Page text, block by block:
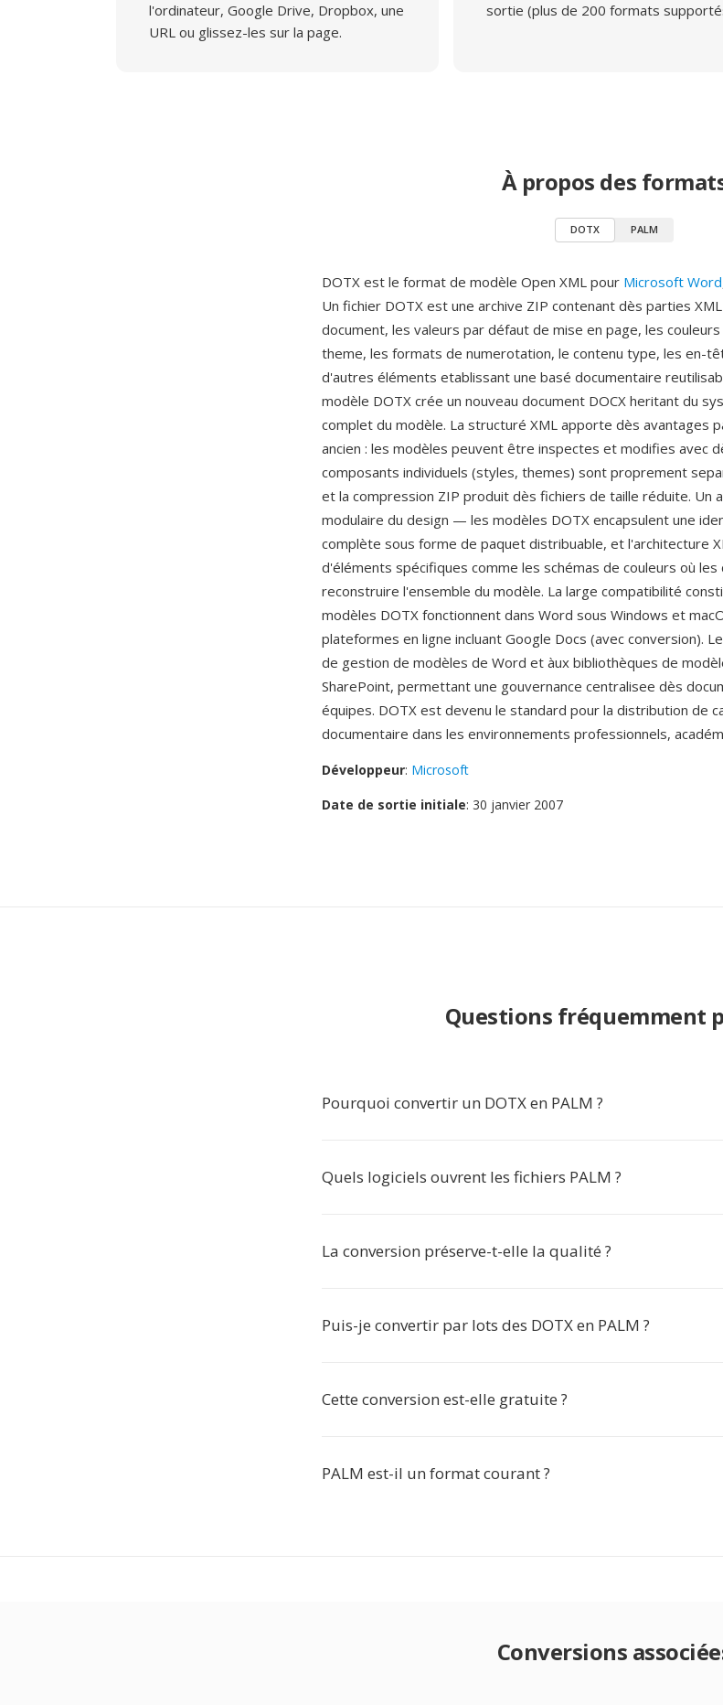
l'ordinateur, Google Drive, Dropbox, une
URL ou glissez-les sur la page.
sortie (plus de 200 formats
À propos des
DOTX PALM
DOTX est le format de modèle Open XML pour Microsoft Word
Un fichier DOTX est une archive ZIP contenant dès parties
document, les valeurs par défaut de mise en page, les
theme, les formats de numerotation, le contenu type, les en-
d'autres éléments etablissant une basé documentaire
modèle DOTX crée un nouveau document DOCX heritant du
complet du modèle. La structuré XML apporte dès avantages
ancien : les modèles peuvent être inspectes et modifies avec
composants individuels (styles, themes) sont proprement
et la compression ZIP produit dès fichiers de taille réduite. Un
modulaire du design — les modèles DOTX encapsulent une
complète sous forme de paquet distribuable, et l'architecture
d'éléments spécifiques comme les schémas de couleurs où
reconstruire l'ensemble du modèle. La large compatibilité
modèles DOTX fonctionnent dans Word sous Windows et
plateformes en ligne incluant Google Docs (avec conversion).
de gestion de modèles de Word et àux bibliothèques de
SharePoint, permettant une gouvernance centralisee dès
équipes. DOTX est devenu le standard pour la distribution de
documentaire dans les environnements professionnels,
Développeur: Microsoft
Date de sortie initiale: 30 janvier 2007
Questions fréquemment
Pourquoi convertir un DOTX en PALM ?
Quels logiciels ouvrent les fichiers PALM ?
La conversion préserve-t-elle la qualité ?
Puis-je convertir par lots des DOTX en PALM ?
Cette conversion est-elle gratuite ?
PALM est-il un format courant ?
Conversions